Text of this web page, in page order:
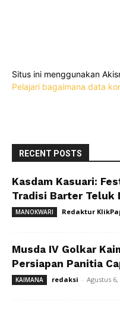
Situs ini menggunakan
Pelajari bagaimana data
RECENT POSTS
Kasdam Kasuari:
Tradisi Barter Teluk
MANOKWARI Redaktur
Musda IV Golkar
Persiapan Panitia
KAIMANA redaksi - Agustus 6,